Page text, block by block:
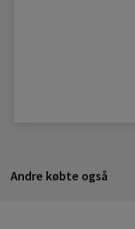
Andre købte også